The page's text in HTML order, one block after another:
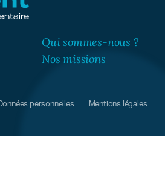
Qui sommes-nous ?
Nos missions
Données personnelles Mentions légales